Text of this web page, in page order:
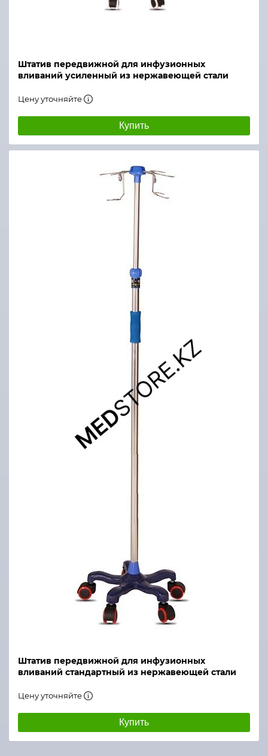
Штатив передвижной для инфузионных
вливаний усиленный из нержавеющей стали
Цену уточняйте
Купить
Штатив передвижной для инфузионных
вливаний стандартный из нержавеющей стали
Цену уточняйте
Купить